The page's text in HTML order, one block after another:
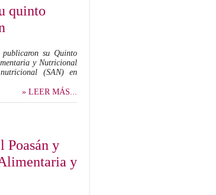
quinto
publicaron su Quinto
y Nutricional
(SAN) en
» LEER MÁS...
Poasán y
y